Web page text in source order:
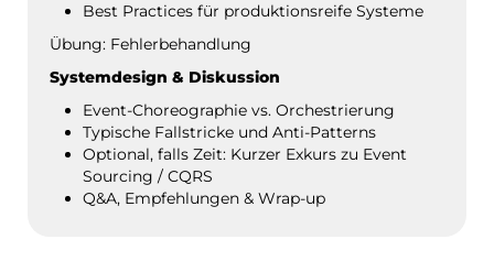
Best Practices für produktionsreife Systeme
Übung: Fehlerbehandlung
Systemdesign & Diskussion
Event-Choreographie vs. Orchestrierung
Typische Fallstricke und Anti-Patterns
Optional, falls Zeit: Kurzer Exkurs zu Event
Sourcing / CQRS
Q&A, Empfehlungen & Wrap-up